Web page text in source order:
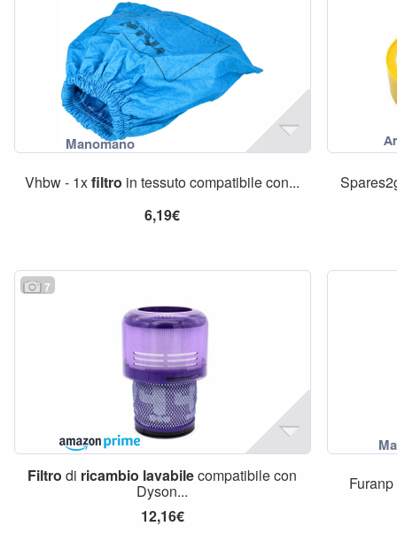
Vhbw - 1xfiltro in tessuto compatibile con...
6,19€
7
Filtro di ricambio lavabilecompatibile con
Dyson...
12,16€